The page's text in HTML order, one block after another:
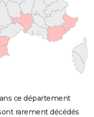
ce département
rarement décédés